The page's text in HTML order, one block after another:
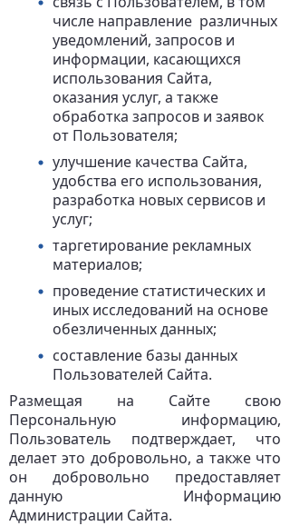
числе направление различных
уведомлений, запросов и
информации, касающихся
использования Сайта,
оказания услуг, а также
обработка запросов и заявок
от Пользователя;
улучшение качества Сайта,
удобства его использования,
разработка новых сервисов и
услуг;
таргетирование рекламных
материалов;
проведение статистических и
иных исследований на основе
обезличенных данных;
составление базы данных
Пользователей Сайта.
Размещая на Сайте свою
Персональную информацию,
Пользователь подтверждает, что
делает это добровольно, а также что
он добровольно предоставляет
данную Информацию
Администрации Сайта.